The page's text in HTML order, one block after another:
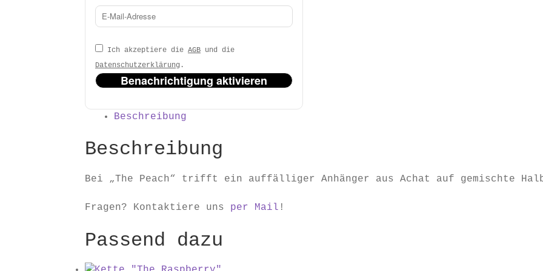
Ich akzeptiere dieAGB und die
Datenschutzerklärung .
Benachrichtigung aktivieren
Beschreibung
Beschreibung
Bei „The Peach“ trifft ein auffälliger Anhänger aus Achat auf gemischte
Fragen? Kontaktiere uns per Mail !
Passend dazu